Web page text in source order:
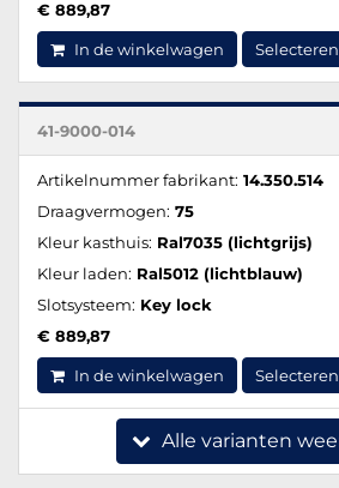
€ 889,87
In de winkelwagen Selecteren
41-9000-014
Artikelnummer fabrikant: 14.350.514
Draagvermogen: 75
Kleur kasthuis: Ral7035 (lichtgrijs)
Kleur laden: Ral5012 (lichtblauw)
Slotsysteem: Key lock
€ 889,87
In de winkelwagen Selecteren
Alle varianten